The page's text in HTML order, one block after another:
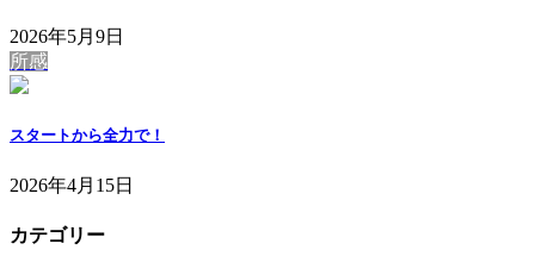
2026年5月9日
所感
スタートから全力で！
2026年4月15日
カテゴリー